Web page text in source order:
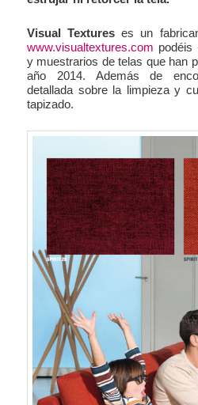
Visual Textures es un
www.visualtextures.com podéis
y muestrarios de telas que han
año 2014. Además de
detallada sobre la limpieza y
tapizado.